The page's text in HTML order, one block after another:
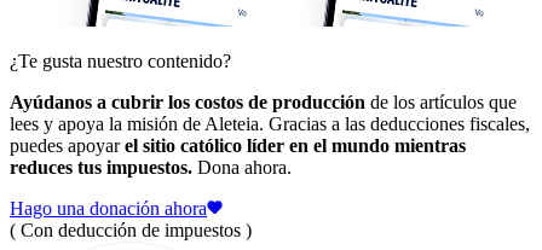
¿Te gusta nuestro contenido?
Ayúdanos a cubrir los costos de producción de los artículos que
lees y apoya la misión de Aleteia. Gracias a las deducciones fiscales,
puedes apoyarel sitio católico líder en el mundo mientras
reduces tus impuestos. Dona ahora.
Hago una donación ahora
( Con deducción de impuestos )